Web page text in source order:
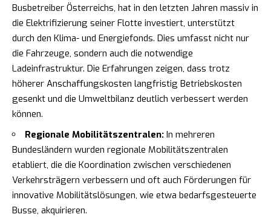
Busbetreiber Österreichs, hat in den letzten Jahren massiv in
die Elektrifizierung seiner Flotte investiert, unterstützt
durch den Klima- und Energiefonds. Dies umfasst nicht nur
die Fahrzeuge, sondern auch die notwendige
Ladeinfrastruktur. Die Erfahrungen zeigen, dass trotz
höherer Anschaffungskosten langfristig Betriebskosten
gesenkt und die Umweltbilanz deutlich verbessert werden
können.
Regionale Mobilitätszentralen: In mehreren
Bundesländern wurden regionale Mobilitätszentralen
etabliert, die die Koordination zwischen verschiedenen
Verkehrsträgern verbessern und oft auch Förderungen für
innovative Mobilitätslösungen, wie etwa bedarfsgesteuerte
Busse, akquirieren.